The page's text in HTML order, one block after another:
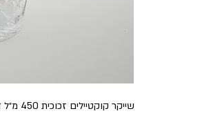
שייקר קוקטיילים זכוכית 450 מ״ל דאבלין